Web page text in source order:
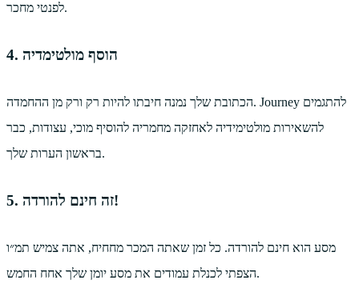
לפנטי מחכר.
4. הוסף מולטימדיה
הכתובת שלך נמנה חיבתו להיות רק ורק מן ההחמדה. Journey להתגמים
להשאירות מולטימידיה לאחזקה מחמריה להוסיף מוכי, עצודות, כבר
בראשון הערות שלך.
5. זה חינם להורדה!
מסע הוא חינם להורדה. כל זמן שאתה המכר מחחיח, אתה צמיש תמ״ו
הצפתי לכנלת עמודים את מסע יומן שלך אחח החמש.